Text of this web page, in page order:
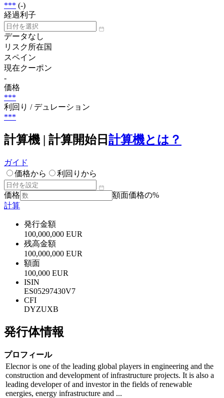
*** (-)
経過利子
データなし
リスク所在国
スペイン
現在クーポン
-
価格
***
利回り / デュレーション
***
計算機 | 計算開始日 計算機とは？
ガイド
価格から
利回りから
価格
額面価格の%
計算
発行金額
100,000,000 EUR
残高金額
100,000,000 EUR
額面
100,000 EUR
ISIN
ES05297430V7
CFI
DYZUXB
発行体情報
プロフィール
Elecnor is one of the leading global players in engineering and the
construction and development of infrastructure projects. It is also a
leading developer of and investor in the fields of renewable
energies, energy infrastructure and ...